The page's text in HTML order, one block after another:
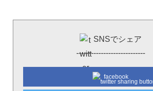
SNSでシェア
----------------------------
facebook